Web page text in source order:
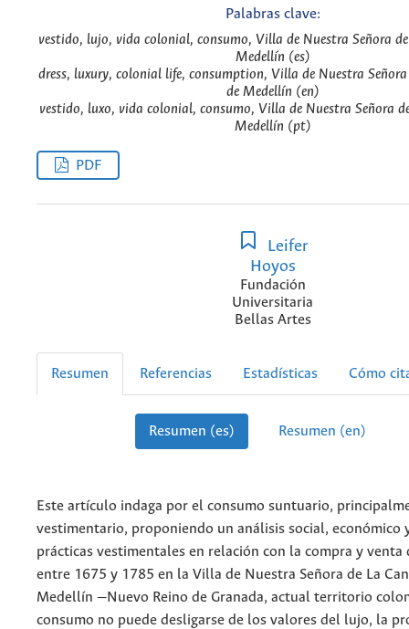
Palabras clave:
vestido, lujo, vida colonial, consumo, Villa de Nuestra Señora
Medellín (es)
dress, luxury, colonial life, consumption, Villa de Nuestra
de Medellín (en)
vestido, luxo, vida colonial, consumo, Villa de Nuestra Señora
Medellín (pt)
PDF
Leifer
Hoyos
Fundación
Universitaria
Bellas Artes
Resumen Referencias Estadísticas Cómo
Resumen (es) Resumen (en)
Este artículo indaga por el consumo suntuario,
vestimentario, proponiendo un análisis social, económico
prácticas vestimentales en relación con la compra y venta
entre 1675 y 1785 en la Villa de Nuestra Señora de La
Medellín —Nuevo Reino de Granada, actual territorio
consumo no puede desligarse de los valores del lujo, la